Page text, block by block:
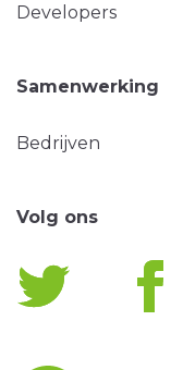
Developers
Samenwerking
Bedrijven
Volg ons